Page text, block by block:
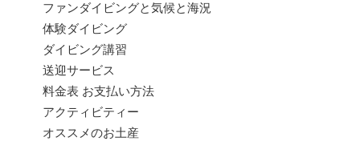
ファンダイビングと気候と海況
体験ダイビング
ダイビング講習
送迎サービス
料金表 お支払い方法
アクティビティー
オススメのお土産